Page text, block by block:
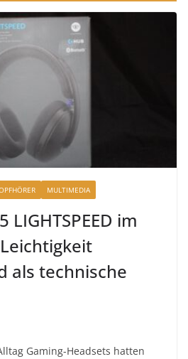
MULTIMEDIA
LIGHTSPEED im
als technische
Gaming-Headsets hatten